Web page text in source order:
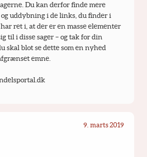
Du kan derfor finde mere
uddybning i de links, du finder i
ret i, at der er en masse elementer
til i disse sager – og tak for din
skal blot se dette som en nyhed
emne.
9. marts 2019